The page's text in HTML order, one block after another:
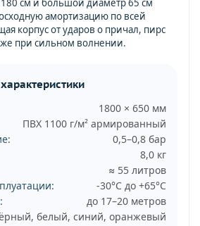
см и большой диаметр 65 см
амортизацию по всей
корпус от ударов о причал, пирс
при сильном волнении.
1800 × 650 мм
ПВХ 1100 г/м² армированный
0,5–0,8 бар
8,0 кг
≈ 55 литров
-30°C до +65°C
до 17–20 метров
белый, синий, оранжевый